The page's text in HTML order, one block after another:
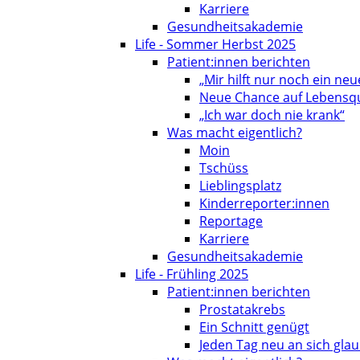
Karriere
Gesundheitsakademie
Life - Sommer Herbst 2025
Patient:innen berichten
„Mir hilft nur noch ein
Neue Chance auf
„Ich war doch nie krank“
Was macht eigentlich?
Moin
Tschüss
Lieblingsplatz
Kinderreporter:innen
Reportage
Karriere
Gesundheitsakademie
Life - Frühling 2025
Patient:innen berichten
Prostatakrebs
Ein Schnitt genügt
Jeden Tag neu an sich